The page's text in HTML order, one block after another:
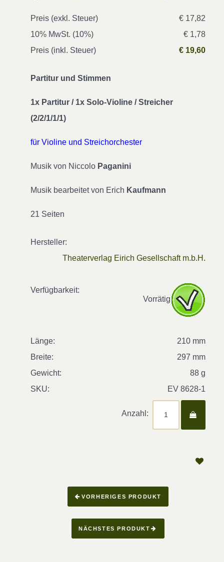
Preis (exkl. Steuer)
€ 17,82
10% MwSt. (10%)
€ 1,78
Preis (inkl. Steuer)
€ 19,60
Partitur und Stimmen
1x Partitur / 1x Solo-Violine / Streicher
(2/2/1/1/1)
für Violine und Streichorchester
Musik von Niccolo Paganini
Musik bearbeitet von Erich Kaufmann
21 Seiten
Hersteller:
Theaterverlag Eirich Gesellschaft m.b.H.
Verfügbarkeit:
Vorrätig
Länge:
210 mm
Breite:
297 mm
Gewicht:
88 g
SKU:
EV 8628-1
Anzahl:
VORHERIGES PRODUKT
NÄCHSTES PRODUKT